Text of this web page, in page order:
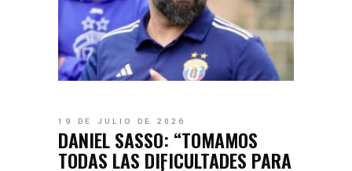
19 DE JULIO DE 2026
DANIEL SASSO: “TOMAMOS
TODAS LAS DIFICULTADES PARA